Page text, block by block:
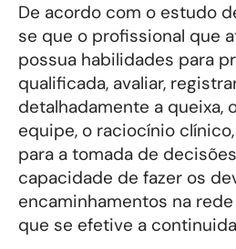
De acordo com o estudo
se que o profissional que
possua habilidades para
qualificada, avaliar,
detalhadamente a queixa,
equipe, o raciocínio
para a tomada de
capacidade de fazer os
encaminhamentos na
que se efetive a